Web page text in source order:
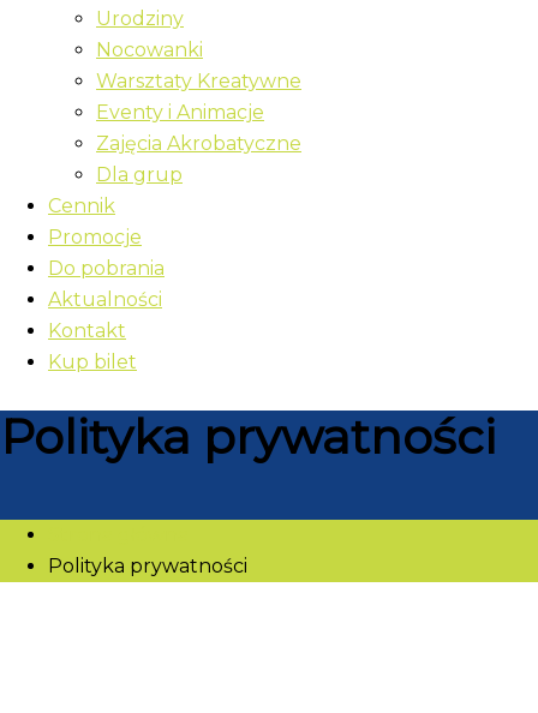
Urodziny
Nocowanki
Warsztaty Kreatywne
Eventy i Animacje
Zajęcia Akrobatyczne
Dla grup
Cennik
Promocje
Do pobrania
Aktualności
Kontakt
Kup bilet
Polityka prywatności
Polityka prywatności